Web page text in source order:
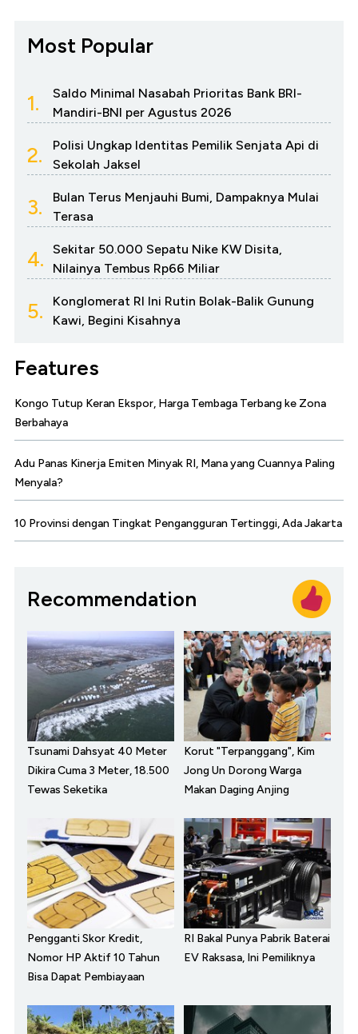
Most Popular
1.
Saldo Minimal Nasabah Prioritas Bank BRI-
Mandiri-BNI per Agustus 2026
2.
Polisi Ungkap Identitas Pemilik Senjata Api di
Sekolah Jaksel
3.
Bulan Terus Menjauhi Bumi, Dampaknya Mulai
Terasa
4.
Sekitar 50.000 Sepatu Nike KW Disita,
Nilainya Tembus Rp66 Miliar
5.
Konglomerat RI Ini Rutin Bolak-Balik Gunung
Kawi, Begini Kisahnya
Features
Kongo Tutup Keran Ekspor, Harga Tembaga Terbang ke Zona
Berbahaya
Adu Panas Kinerja Emiten Minyak RI, Mana yang Cuannya Paling
Menyala?
10 Provinsi dengan Tingkat Pengangguran Tertinggi, Ada Jakarta
Recommendation
Tsunami Dahsyat 40 Meter
Dikira Cuma 3 Meter, 18.500
Tewas Seketika
Korut "Terpanggang", Kim
Jong Un Dorong Warga
Makan Daging Anjing
Pengganti Skor Kredit,
Nomor HP Aktif 10 Tahun
Bisa Dapat Pembiayaan
RI Bakal Punya Pabrik Baterai
EV Raksasa, Ini Pemiliknya